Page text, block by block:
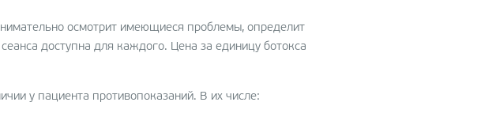
осмотрит имеющиеся проблемы, определит
доступна для каждого. Цена за единицу ботокса
у пациента противопоказаний. В их числе: